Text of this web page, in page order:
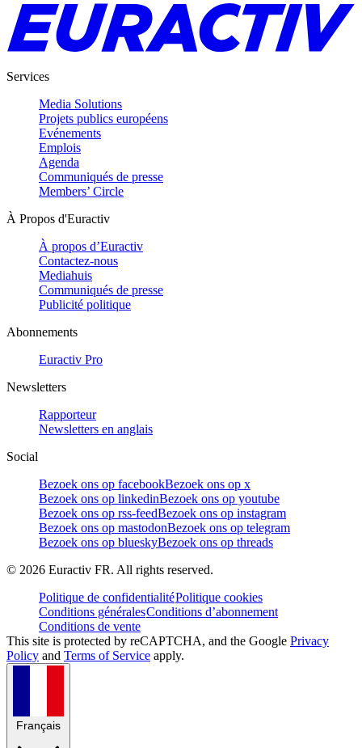
Services
Media Solutions
Projets publics européens
Evénements
Emplois
Agenda
Communiqués de presse
Members’ Circle
À Propos d'Euractiv
À propos d’Euractiv
Contactez-nous
Mediahuis
Communiqués de presse
Publicité politique
Abonnements
Euractiv Pro
Newsletters
Rapporteur
Newsletters en anglais
Social
Bezoek ons op facebookBezoek ons op x
Bezoek ons op linkedinBezoek ons op youtube
Bezoek ons op rss-feedBezoek ons op instagram
Bezoek ons op mastodonBezoek ons op telegram
Bezoek ons op blueskyBezoek ons op threads
© 2026 Euractiv FR. All rights reserved.
Politique de confidentialitéPolitique cookies
Conditions généralesConditions d’abonnement
Conditions de vente
This site is protected by reCAPTCHA, and the Google Privacy
Policy and Terms of Service apply.
Français